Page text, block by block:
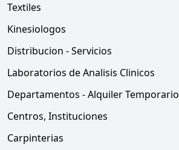
Textiles
Kinesiologos
Distribucion - Servicios
Laboratorios de Analisis Clinicos
Departamentos - Alquiler Temporario
Centros, Instituciones
Carpinterias